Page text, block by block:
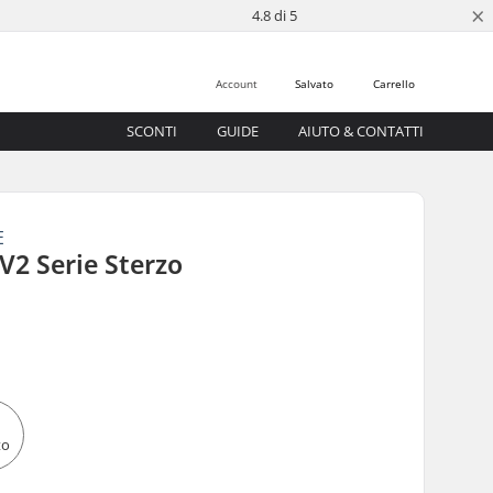
4.8 di 5 ×
Carrello
Salvato
Account
SCONTI GUIDE AIUTO & CONTATTI
Serie Sterzo